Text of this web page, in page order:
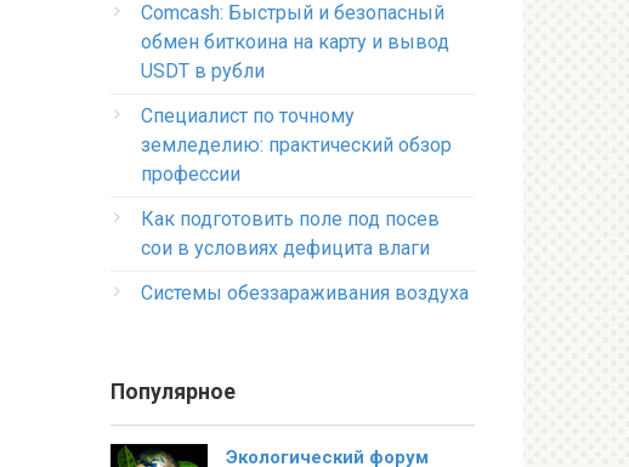
Comcash: Быстрый и безопасный
обмен биткоина на карту и вывод
USDT в рубли
Специалист по точному
земледелию: практический обзор
профессии
Как подготовить поле под посев
сои в условиях дефицита влаги
Системы обеззараживания воздуха
Популярное
Экологический форум